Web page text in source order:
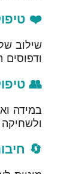
❤️
ודפוסים
👥
במידה
🔄